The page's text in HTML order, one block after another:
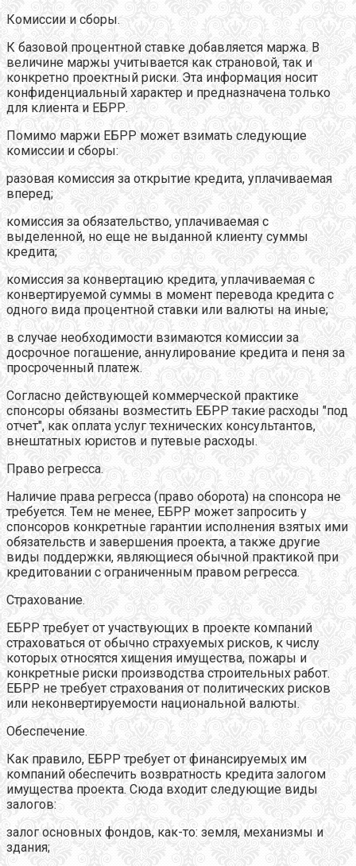
Комиссии и сборы.
К базовой процентной ставке добавляется маржа. В
величине маржы учитывается как страновой, так и
конкретно проектный риски. Эта информация носит
конфиденциальный характер и предназначена только
для клиента и ЕБРР.
Помимо маржи ЕБРР может взимать следующие
комиссии и сборы:
разовая комиссия за открытие кредита, уплачиваемая
вперед;
комиссия за обязательство, уплачиваемая с
выделенной, но еще не выданной клиенту суммы
кредита;
комиссия за конвертацию кредита, уплачиваемая с
конвертируемой суммы в момент перевода кредита с
одного вида процентной ставки или валюты на иные;
в случае необходимости взимаются комиссии за
досрочное погашение, аннулирование кредита и пеня за
просроченный платеж.
Согласно действующей коммерческой практике
спонсоры обязаны возместить ЕБРР такие расходы "под
отчет", как оплата услуг технических консультантов,
внештатных юристов и путевые расходы.
Право регресса.
Наличие права регресса (право оборота) на спонсора не
требуется. Тем не менее, ЕБРР может запросить у
спонсоров конкретные гарантии исполнения взятых ими
обязательств и завершения проекта, а также другие
виды поддержки, являющиеся обычной практикой при
кредитовании с ограниченным правом регресса.
Страхование.
ЕБРР требует от участвующих в проекте компаний
страховаться от обычно страхуемых рисков, к числу
которых относятся хищения имущества, пожары и
конкретные риски производства строительных работ.
ЕБРР не требует страхования от политических рисков
или неконвертируемости национальной валюты.
Обеспечение.
Как правило, ЕБРР требует от финансируемых им
компаний обеспечить возвратность кредита залогом
имущества проекта. Сюда входит следующие виды
залогов:
залог основных фондов, как-то: земля, механизмы и
здания;